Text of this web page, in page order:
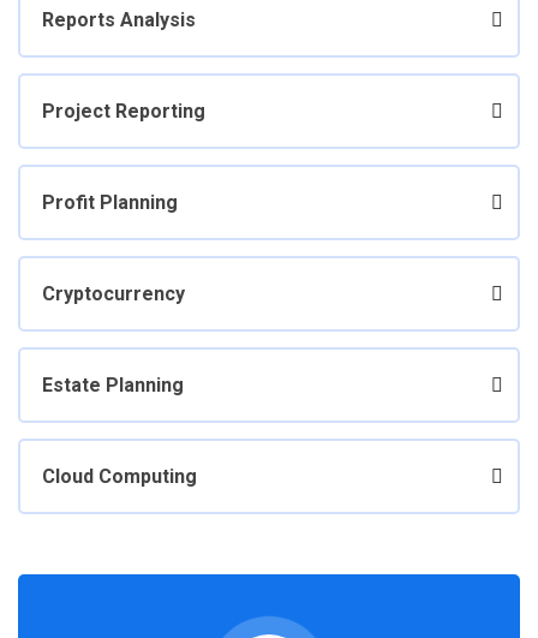
Reports Analysis
Project Reporting
Profit Planning
Cryptocurrency
Estate Planning
Cloud Computing